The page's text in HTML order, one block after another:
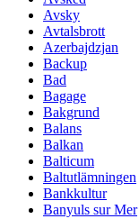
Avsky
Avtalsbrott
Azerbajdzjan
Backup
Bad
Bagage
Bakgrund
Balans
Balkan
Balticum
Baltutlämningen
Bankkultur
Banyuls sur Mer